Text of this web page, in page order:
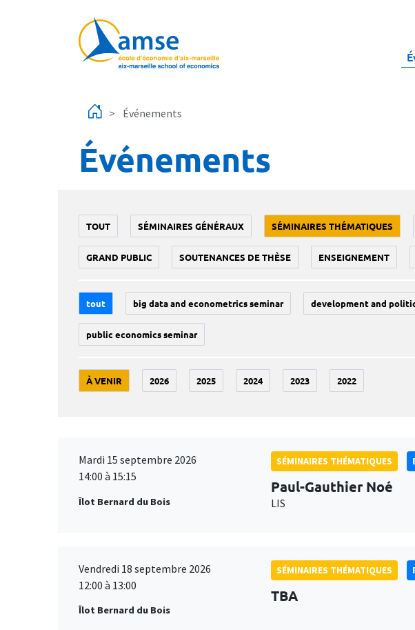
Événements
Événements
TOUT SÉMINAIRES GÉNÉRAUX SÉMINAIRES THÉMATIQUES
GRAND PUBLIC SOUTENANCES DE THÈSE ENSEIGNEMENT
tout big data and econometrics seminar development and
public economics seminar
À VENIR 2026 2025 2024 2023 2022
Mardi 15 septembre 2026
14:00 à 15:15
Îlot Bernard du Bois
SÉMINAIRES THÉMATIQUES
Paul-Gauthier Noé
LIS
Vendredi 18 septembre 2026
12:00 à 13:00
Îlot Bernard du Bois
SÉMINAIRES THÉMATIQUES
TBA